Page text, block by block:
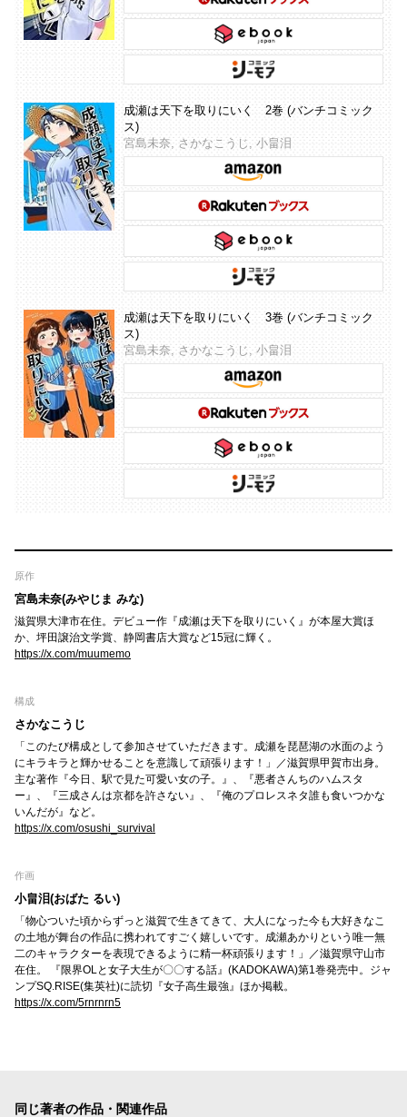
成瀬は天下を取りにいく 2巻 (バンチコミック
ス)
宮島未奈, さかなこうじ, 小畠泪
成瀬は天下を取りにいく 3巻 (バンチコミック
ス)
宮島未奈, さかなこうじ, 小畠泪
原作
宮島未奈(みやじま みな)
滋賀県大津市在住。デビュー作『成瀬は天下を取りにいく』が本屋大賞ほ
か、坪田譲治文学賞、静岡書店大賞など15冠に輝く。
https://x.com/muumemo
構成
さかなこうじ
「このたび構成として参加させていただきます。成瀬を琵琶湖の水面のよう
にキラキラと輝かせることを意識して頑張ります！」／滋賀県甲賀市出身。
主な著作『今日、駅で見た可愛い女の子。』、『悪者さんちのハムスタ
ー』、『三成さんは京都を許さない』、『俺のプロレスネタ誰も食いつかな
いんだが』など。
https://x.com/osushi_survival
作画
小畠泪(おばた るい)
「物心ついた頃からずっと滋賀で生きてきて、大人になった今も大好きなこ
の土地が舞台の作品に携われてすごく嬉しいです。成瀬あかりという唯一無
二のキャラクターを表現できるように精一杯頑張ります！」／滋賀県守山市
在住。 『限界OLと女子大生が〇〇する話』(KADOKAWA)第1巻発売中。ジャ
ンプSQ.RISE(集英社)に読切『女子高生最強』ほか掲載。
https://x.com/5rnrnrn5
同じ著者の作品・関連作品